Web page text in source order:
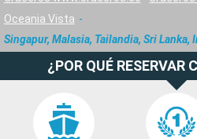
Oceania Vista
Singapur, Malasia, Tailandia, Sri
¿POR QUÉ RESERVAR